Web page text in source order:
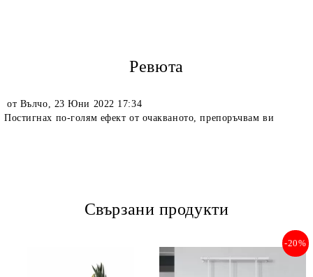
Ревюта
от Вълчо, 23 Юни 2022 17:34
Постигнах по-голям ефект от очакваното, препоръчвам ви
Свързани продукти
-20%